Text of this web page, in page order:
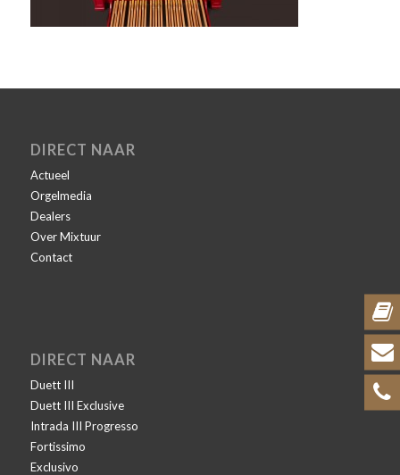
DIRECT NAAR
Actueel
Orgelmedia
Dealers
Over Mixtuur
Contact
DIRECT NAAR
Duett III
Duett III Exclusive
Intrada III Progresso
Fortissimo
Exclusivo